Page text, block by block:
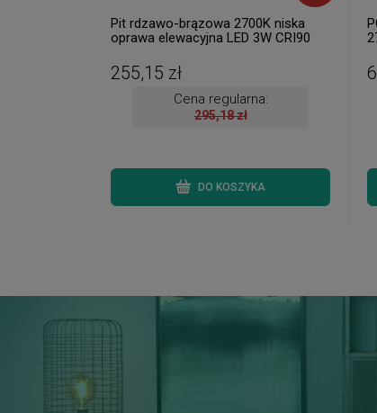
Pit rdzawo-brązowa 2700K niska
oprawa elewacyjna LED 3W CRI90
255,15 zł
Cena regularna:
295,18 zł
DO KOSZYKA